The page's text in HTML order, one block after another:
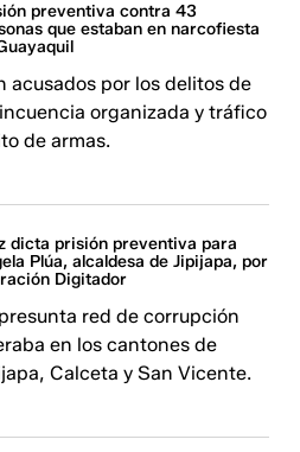
preventiva contra 43
que estaban en narcofiesta
acusados por los delitos de
organizada y tráfico
de armas.
dicta prisión preventiva para
Plúa, alcaldesa de Jipijapa, por
Digitador
red de corrupción
en los cantones de
Calceta y San Vicente.